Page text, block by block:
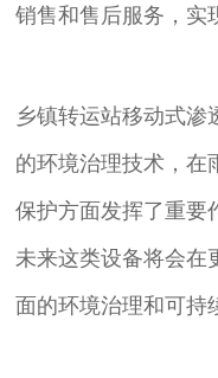
销售和售后服务，实
乡镇转运站移动式
的环境治理技术，在
保护方面发挥了重要
未来这类设备将会在
面的环境治理和可持